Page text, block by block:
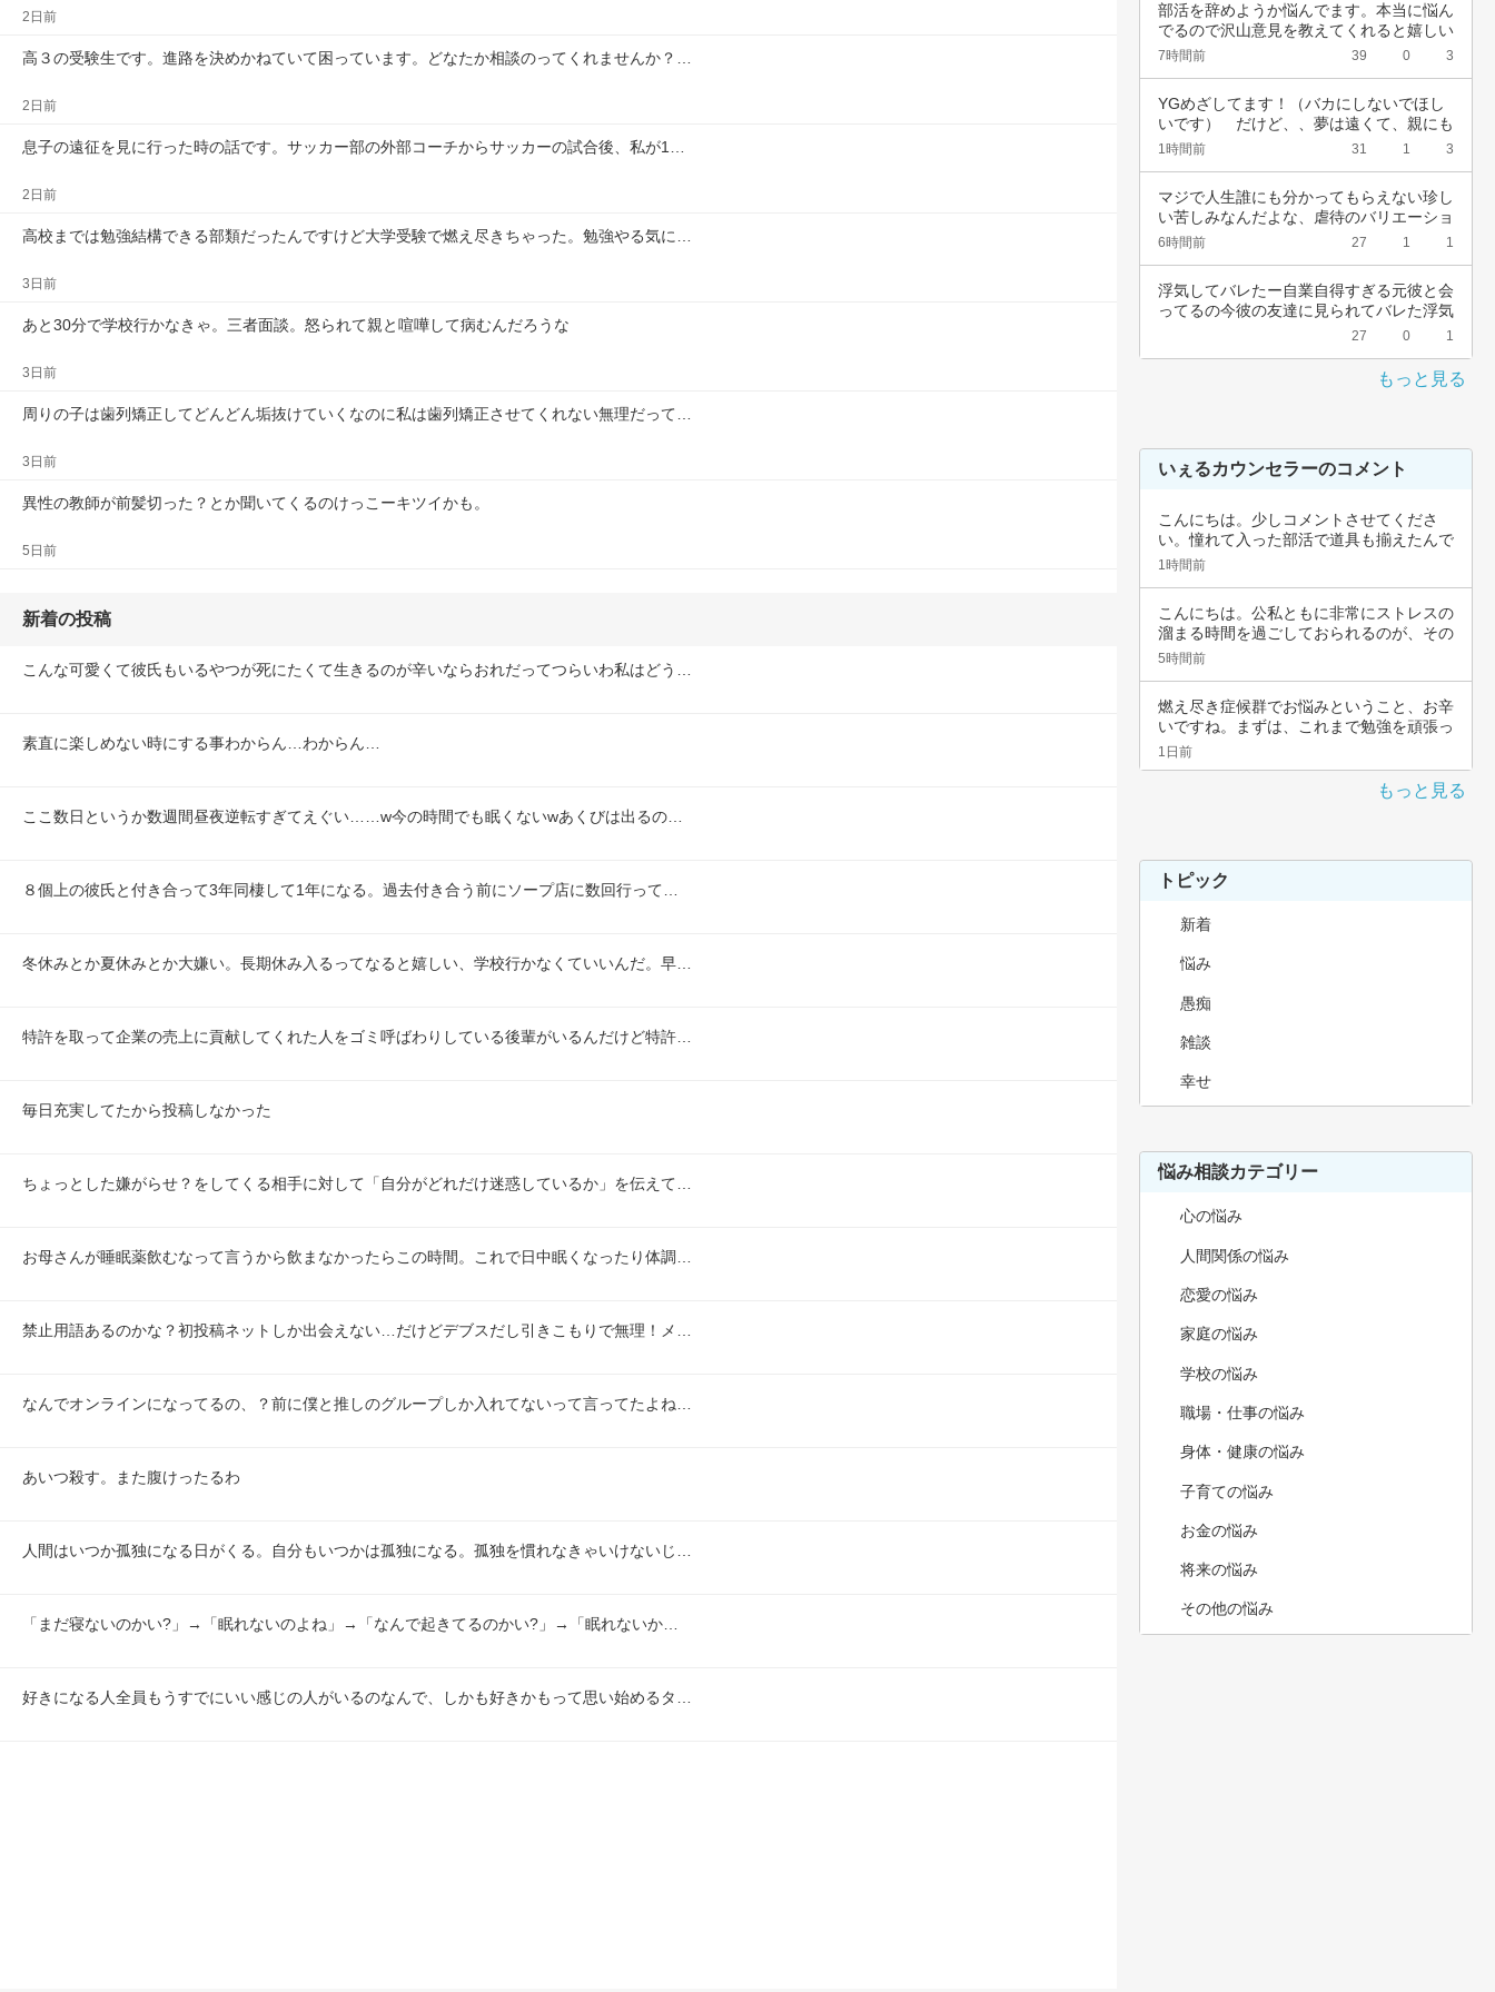
2日前
高３の受験生です。進路を決めかねていて困っています。どなたか相談のってくれませんか？…
2日前
息子の遠征を見に行った時の話です。サッカー部の外部コーチからサッカーの試合後、私が1…
2日前
高校までは勉強結構できる部類だったんですけど大学受験で燃え尽きちゃった。勉強やる気に…
3日前
あと30分で学校行かなきゃ。三者面談。怒られて親と喧嘩して病むんだろうな
3日前
周りの子は歯列矯正してどんどん垢抜けていくなのに私は歯列矯正させてくれない無理だって…
3日前
異性の教師が前髪切った？とか聞いてくるのけっこーキツイかも。
5日前
新着の投稿
こんな可愛くて彼氏もいるやつが死にたくて生きるのが辛いならおれだってつらいわ私はどう…
素直に楽しめない時にする事わからん…わからん…
ここ数日というか数週間昼夜逆転すぎてえぐい……w今の時間でも眠くないwあくびは出るの…
８個上の彼氏と付き合って3年同棲して1年になる。過去付き合う前にソープ店に数回行って…
冬休みとか夏休みとか大嫌い。長期休み入るってなると嬉しい、学校行かなくていいんだ。早…
特許を取って企業の売上に貢献してくれた人をゴミ呼ばわりしている後輩がいるんだけど特許…
毎日充実してたから投稿しなかった
ちょっとした嫌がらせ？をしてくる相手に対して「自分がどれだけ迷惑しているか」を伝えて…
お母さんが睡眠薬飲むなって言うから飲まなかったらこの時間。これで日中眠くなったり体調…
禁止用語あるのかな？初投稿ネットしか出会えない…だけどデブスだし引きこもりで無理！メ…
なんでオンラインになってるの、？前に僕と推しのグループしか入れてないって言ってたよね…
あいつ殺す。また腹けったるわ
人間はいつか孤独になる日がくる。自分もいつかは孤独になる。孤独を慣れなきゃいけないじ…
「まだ寝ないのかい?」→「眠れないのよね」→「なんで起きてるのかい?」→「眠れないか…
好きになる人全員もうすでにいい感じの人がいるのなんで、しかも好きかもって思い始めるタ…
部活を辞めようか悩んでます。本当に悩ん
でるので沢山意見を教えてくれると嬉しい
です。中…
7時間前 39 0 3
YGめざしてます！（バカにしないでほし
いです）　だけど、、夢は遠くて、親にも
言えない…
1時間前 31 1 3
マジで人生誰にも分かってもらえない珍し
い苦しみなんだよな、虐待のバリエーショ
ンも体の…
6時間前 27 1 1
浮気してバレたー自業自得すぎる元彼と会
ってるの今彼の友達に見られてバレた浮気
27 0 1
もっと見る
いぇるカウンセラーのコメント
こんにちは。少しコメントさせてくださ
い。憧れて入った部活で道具も揃えたんで
すよね。頑…
1時間前
こんにちは。公私ともに非常にストレスの
溜まる時間を過ごしておられるのが、その
辛さと共…
5時間前
燃え尽き症候群でお悩みということ、お辛
いですね。まずは、これまで勉強を頑張っ
てこられ…
1日前
もっと見る
トピック
新着
悩み
愚痴
雑談
幸せ
悩み相談カテゴリー
心の悩み
人間関係の悩み
恋愛の悩み
家庭の悩み
学校の悩み
職場・仕事の悩み
身体・健康の悩み
子育ての悩み
お金の悩み
将来の悩み
その他の悩み